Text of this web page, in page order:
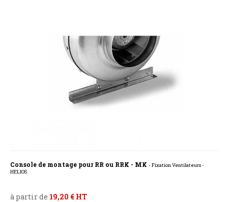
Console de montage pour RR ou RRK - MK - Fixation Ventilateurs -
HELIOS
à partir de 19,20 € HT